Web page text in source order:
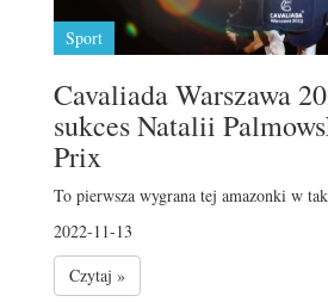
Sport
Cavaliada Warszawa
sukces Natalii
Prix
To pierwsza wygrana tej amazonki w
2022-11-13
Czytaj »